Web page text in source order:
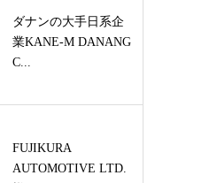
ダナンの大手日系企
業KANE-M DANANG
C...
FUJIKURA
AUTOMOTIVE LTD.